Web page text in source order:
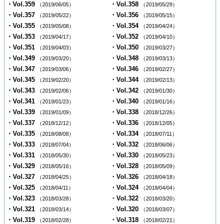
・Vol.359 （2019/06/05） ・Vol.358 （2019/05/29）
・Vol.357 （2019/05/22） ・Vol.356 （2019/05/15）
・Vol.355 （2019/05/08） ・Vol.354 （2019/04/24）
・Vol.353 （2019/04/17） ・Vol.352 （2019/04/10）
・Vol.351 （2019/04/03） ・Vol.350 （2019/03/27）
・Vol.349 （2019/03/20） ・Vol.348 （2019/03/13）
・Vol.347 （2019/03/06） ・Vol.346 （2019/02/27）
・Vol.345 （2019/02/20） ・Vol.344 （2019/02/13）
・Vol.343 （2019/02/06） ・Vol.342 （2019/01/30）
・Vol.341 （2019/01/23） ・Vol.340 （2019/01/16）
・Vol.339 （2019/01/09） ・Vol.338 （2018/12/26）
・Vol.337 （2018/12/12） ・Vol.336 （2018/12/05）
・Vol.335 （2018/08/08） ・Vol.334 （2018/07/11）
・Vol.333 （2018/07/04） ・Vol.332 （2018/06/06）
・Vol.331 （2018/05/30） ・Vol.330 （2018/05/23）
・Vol.329 （2018/05/16） ・Vol.328 （2018/05/09）
・Vol.327 （2018/04/25） ・Vol.326 （2018/04/18）
・Vol.325 （2018/04/11） ・Vol.324 （2018/04/04）
・Vol.323 （2018/03/28） ・Vol.322 （2018/03/20）
・Vol.321 （2018/03/14） ・Vol.320 （2018/03/07）
・Vol.319 （2018/02/28） ・Vol.318 （2018/02/21）